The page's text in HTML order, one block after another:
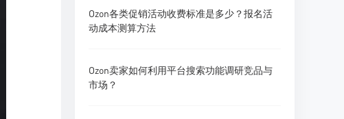
Ozon各类促销活动收费标准是多少？报名活
动成本测算方法
Ozon卖家如何利用平台搜索功能调研竞品与
市场？